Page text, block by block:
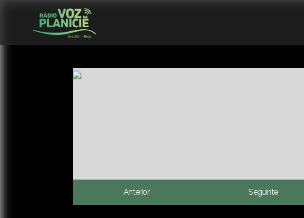
Anterior Seguinte